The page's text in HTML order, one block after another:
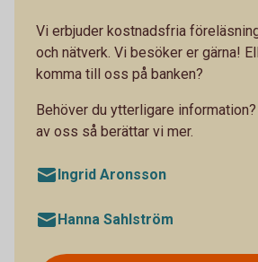
Vi erbjuder kostnadsfria
och nätverk. Vi besöker er gärna!
komma till oss på banken?
Behöver du ytterligare
av oss så berättar vi mer.
Ingrid Aronsson
Hanna Sahlström